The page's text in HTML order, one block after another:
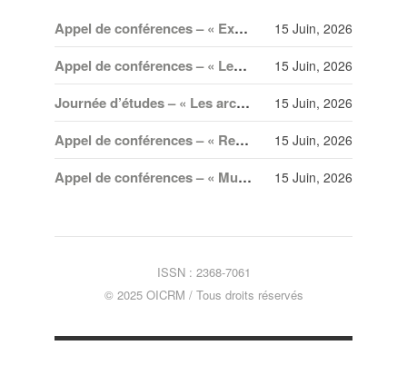
Appel de conférences – « Expressions sonores de la violence et transformations technologiques dans le cinéma européen, des années 1970 à la transition numérique » – 30 septembre 2026 15 Juin, 2026
Appel de conférences – « Les rencontres de musicologie médiévalle » – 30 juin 2026 15 Juin, 2026
Journée d’études – « Les archives en mineur. Amateurisme, collection et création dans les arts spectaculaires à Paris, Berlin et Vienne au XX 15 Juin, 2026
Appel de conférences – « Recréer l’Orient. Imaginaires et circulations transnationales » – 20 juillet 2026 15 Juin, 2026
Appel de conférences – « Musique, invisibilités, vulnérabilités et participation politique » – 30 juin 2026 15 Juin, 2026
ISSN : 2368-7061
© 2025 OICRM / Tous droits réservés